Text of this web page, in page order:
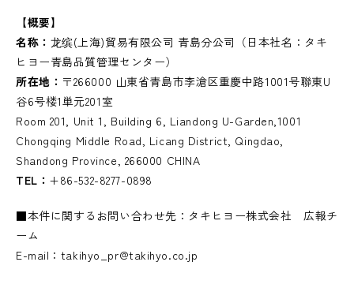
【概要】
名称： 龙缤(上海)貿易有限公司 青島分公司（日本社名：タキ
ヒヨー青島品質管理センター）
所在地： 〒266000 山東省青島市李滄区重慶中路1001号聯東U
谷6号楼1単元201室
Room 201, Unit 1, Building 6, Liandong U-Garden,1001
Chongqing Middle Road, Licang District, Qingdao,
Shandong Province, 266000 CHINA
TEL： +86-532-8277-0898
■本件に関するお問い合わせ先：タキヒヨー株式会社 広報チ
ーム
E-mail：takihyo_pr@takihyo.co.jp